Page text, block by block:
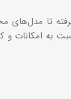
تا
به امکانات